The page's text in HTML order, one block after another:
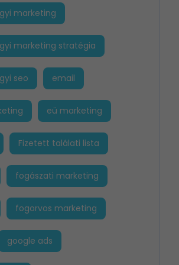
marketing
marketing stratégia
seo email
eü marketing
Fizetett találati lista
fogászati marketing
fogorvos marketing
google ads